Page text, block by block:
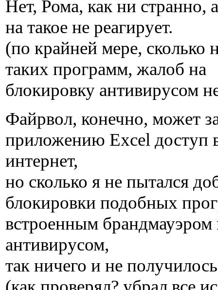
Нет, Рома, как ни странно,
на такое не реагирует.
(по крайней мере, сколько
таких программ, жалоб на
блокировку антивирусом
Файрвол, конечно, может
приложению Excel доступ
интернет,
но сколько я не пытался
блокировки подобных
встроенным брандмауэром
антивирусом,
так ничего и не